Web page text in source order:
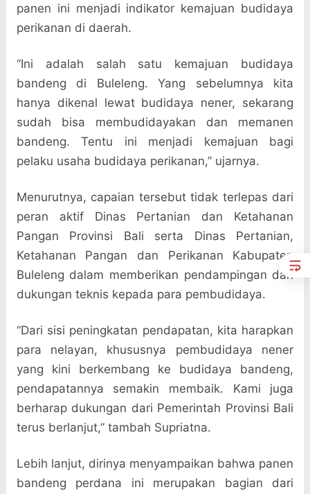
panen ini menjadi indikator kemajuan budidaya
perikanan di daerah.
“Ini adalah salah satu kemajuan budidaya
bandeng di Buleleng. Yang sebelumnya kita
hanya dikenal lewat budidaya nener, sekarang
sudah bisa membudidayakan dan memanen
bandeng. Tentu ini menjadi kemajuan bagi
pelaku usaha budidaya perikanan,” ujarnya.
Menurutnya, capaian tersebut tidak terlepas dari
peran aktif Dinas Pertanian dan Ketahanan
Pangan Provinsi Bali serta Dinas Pertanian,
Ketahanan Pangan dan Perikanan Kabupaten
Buleleng dalam memberikan pendampingan dan
dukungan teknis kepada para pembudidaya.
“Dari sisi peningkatan pendapatan, kita harapkan
para nelayan, khususnya pembudidaya nener
yang kini berkembang ke budidaya bandeng,
pendapatannya semakin membaik. Kami juga
berharap dukungan dari Pemerintah Provinsi Bali
terus berlanjut,” tambah Supriatna.
Lebih lanjut, dirinya menyampaikan bahwa panen
bandeng perdana ini merupakan bagian dari